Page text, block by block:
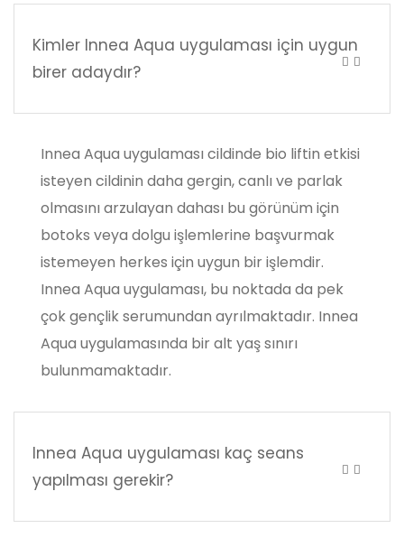
Kimler Innea Aqua uygulaması için uygun
birer adaydır?
Innea Aqua uygulaması cildinde bio liftin etkisi
isteyen cildinin daha gergin, canlı ve parlak
olmasını arzulayan dahası bu görünüm için
botoks veya dolgu işlemlerine başvurmak
istemeyen herkes için uygun bir işlemdir.
Innea Aqua uygulaması, bu noktada da pek
çok gençlik serumundan ayrılmaktadır. Innea
Aqua uygulamasında bir alt yaş sınırı
bulunmamaktadır.
Innea Aqua uygulaması kaç seans
yapılması gerekir?